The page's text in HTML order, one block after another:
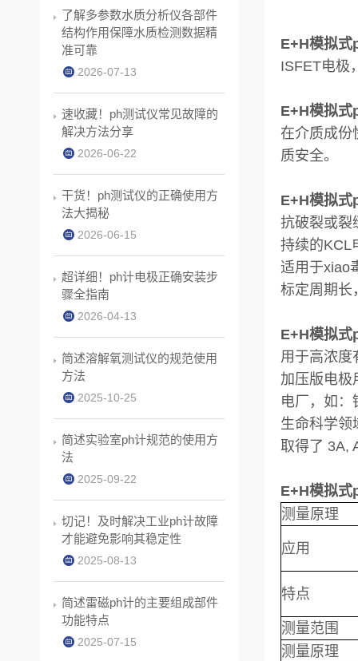
E+H模拟式
ISFET电极
E+H模拟式
在介质成份
质安全。
E+H模拟式
抗破裂或裂
持续的KCL
适用于xiao
标定周期长
E+H模拟式
用于高浓度
加压版电极
电厂，如：
生命科学领
取得了 3A,
E+H模拟式
测量原理
应用
特点
测量范围
测量原理
了解多参数水质分析仪各部件
结构作用保障水质检测数据精
准可靠
2026-07-13
速收藏！ph测试仪常见故障的
解决方法分享
2026-06-22
干货！ph测试仪的正确使用方
法大揭秘
2026-06-15
超详细！ph计电极正确安装步
骤全指南
2026-04-13
简述溶解氧测试仪的规范使用
方法
2025-10-25
简述实验室ph计规范的使用方
法
2025-09-22
切记！及时解决工业ph计故障
才能避免影响其稳定性
2025-08-13
简述雷磁ph计的主要组成部件
功能特点
2025-07-15